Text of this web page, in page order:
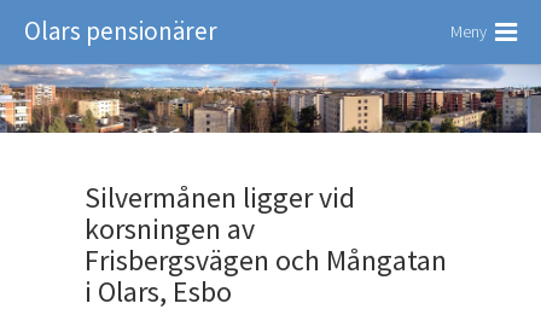
Olars pensionärer Meny
Silvermånen ligger vid
korsningen av
Frisbergsvägen och Mångatan
i Olars, Esbo